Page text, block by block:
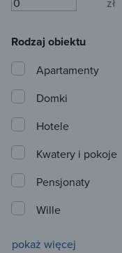
Rodzaj obiektu
Apartamenty
Domki
Hotele
Kwatery i pokoje
Pensjonaty
Wille
pokaż więcej